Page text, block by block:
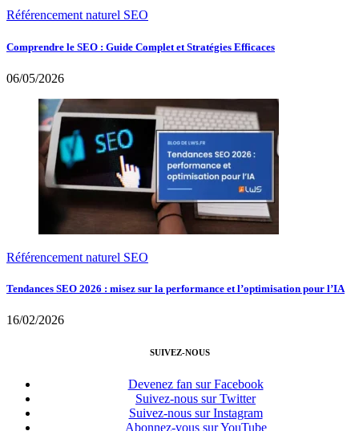
Référencement naturel SEO
Comprendre le SEO : Guide Complet et Stratégies Efficaces
06/05/2026
Référencement naturel SEO
Tendances SEO 2026 : misez sur la performance et l’optimisation pour l’IA
16/02/2026
SUIVEZ-NOUS
Devenez fan sur Facebook
Suivez-nous sur Twitter
Suivez-nous sur Instagram
Abonnez-vous sur YouTube